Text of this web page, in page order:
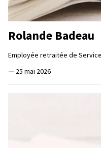
Rolande Badeau
Employée retraitée de
— 25 mai 2026